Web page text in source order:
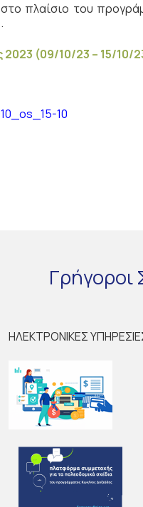
πλαίσιο του
(09/10/23 – 15/10/
10
Γρήγοροι
ΗΛΕΚΤΡΟΝΙΚΕΣ